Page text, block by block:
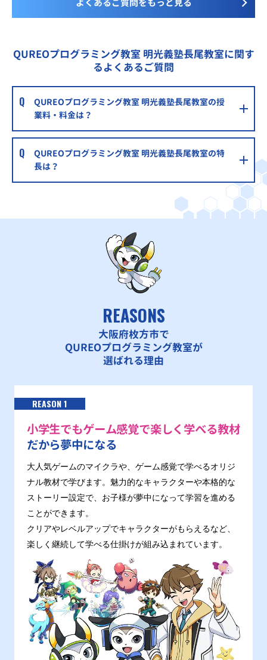
よくあるご質問をもっと見る
QUREOプログラミング教室 明光義塾長尾教室に関す
るよくあるご質問
QUREOプログラミング教室 明光義塾長尾教室の授
業料・料金は？
QUREOプログラミング教室 明光義塾長尾教室の特
長は？
REASONS
大阪府枚方市で
QUREOプログラミング教室が
選ばれる理由
REASON 1
小学生でもゲーム感覚で楽しく学べる教材
だから夢中になる
大人気ゲームのマイクラや、ゲーム感覚で学べるオリジ
ナル教材で学びます。魅力的なキャラクターや本格的な
ストーリー設定で、お子様が夢中になって学習を進める
ことができます。
クリアやレベルアップでキャラクターがもらえるなど、
楽しく継続して学べる仕掛けが組み込まれています。